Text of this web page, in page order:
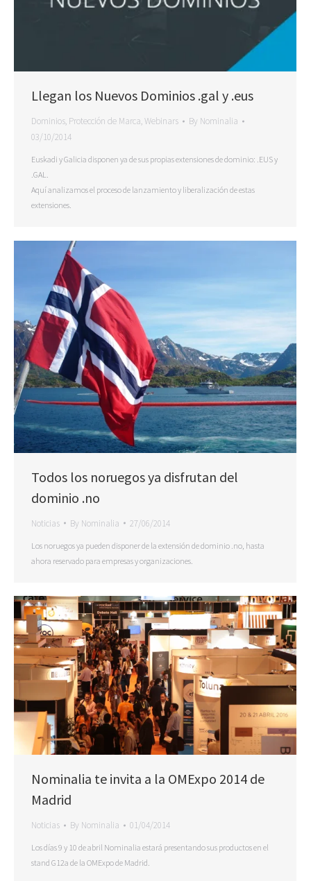
Llegan los Nuevos Dominios .gal y .eus
Dominios, Protección de Marca,Webinars By Nominalia
03/10/2014
Euskadi y Galicia disponen ya de sus propias extensiones de dominio: .EUS y
.GAL.
Aquí analizamos el proceso de lanzamiento y liberalización de estas
extensiones.
Todos los noruegos ya disfrutan del
dominio .no
Noticias By Nominalia 27/06/2014
Los noruegos ya pueden disponer de la extensión de dominio .no, hasta
ahora reservado para empresas y organizaciones.
Nominalia te invita a la OMExpo 2014 de
Madrid
Noticias By Nominalia 01/04/2014
Los días 9 y 10 de abril Nominalia estará presentando sus productos en el
stand G12a de la OMExpo de Madrid.